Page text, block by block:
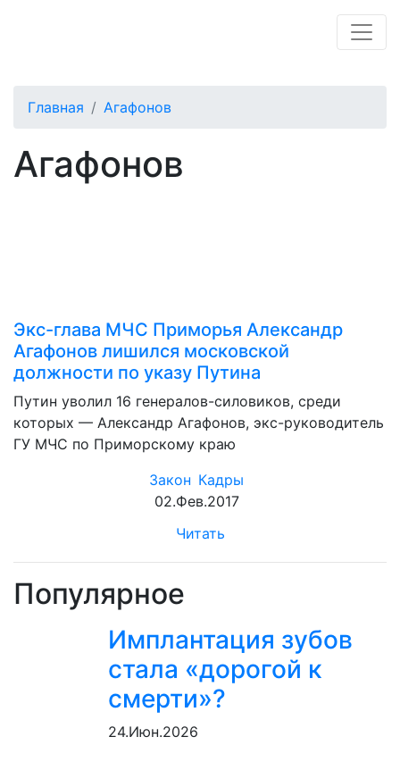
Главная Агафонов
Агафонов
Экс-глава МЧС Приморья Александр
Агафонов лишился московской
должности по указу Путина
Путин уволил 16 генералов-силовиков, среди
которых — Александр Агафонов, экс-руководитель
ГУ МЧС по Приморскому краю
Закон Кадры
02.Фев.2017
Читать
Популярное
Имплантация зубов
стала «дорогой к
смерти»?
24.Июн.2026